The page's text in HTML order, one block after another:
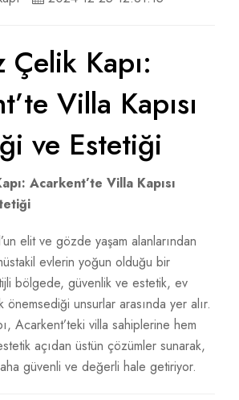
Kapı:
Villa Kapısı
ve Estetiği
Acarkent’te Villa Kapısı
elit ve gözde yaşam alanlarından
evlerin yoğun olduğu bir
bölgede, güvenlik ve estetik, ev
unsurlar arasında yer alır.
Acarkent’teki villa sahiplerine hem
açıdan üstün çözümler sunarak,
güvenli ve değerli hale getiriyor.